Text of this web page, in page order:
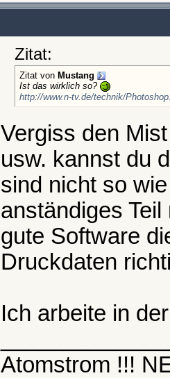
Zitat:
Zitat von Mustang
Ist das wirklich so?
http://www.n-tv.de/technik/
Vergiss den
usw. kannst du
sind nicht so
anständiges
gute Software
Druckdaten
Ich arbeite in
Atomstrom !!!